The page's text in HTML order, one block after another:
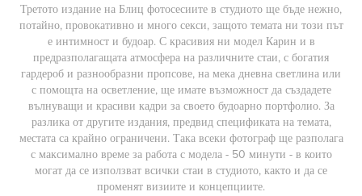
Третото издание на Блиц фотосесиите в студиото ще бъде нежно,
потайно, провокативно и много секси, защото темата ни този път
е интимност и будоар. С красивия ни модел Карин и в
предразполагащата атмосфера на различните стаи, с богатия
гардероб и разнообразни пропсове, на мека дневна светлина или
с помощта на осветление, ще имате възможност да създадете
вълнуващи и красиви кадри за своето будоарно портфолио. За
разлика от другите издания, предвид спецификата на темата,
местата са крайно ограничени. Така всеки фотограф ще разполага
с максимално време за работа с модела - 50 минути - в които
могат да се използват всички стаи в студиото, както и да се
променят визиите и концепциите.